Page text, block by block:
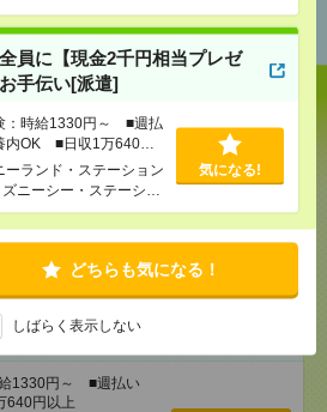
員に【現金2千円相当プレゼ
手伝い[派遣]
：時給1330円～ ■週払
OK ■日収1万640円
ーランド・ステーション
ニーシー・ステーショ
ゲートウェイ・ステー
気になる!
どちらも気になる！
しばらく表示しない
すめ
おばあちゃんのお散歩付き添
1350円～ ■週払い
気になる！
現金2千円相当プレゼント】生
1330円～ ■週払い
円以上